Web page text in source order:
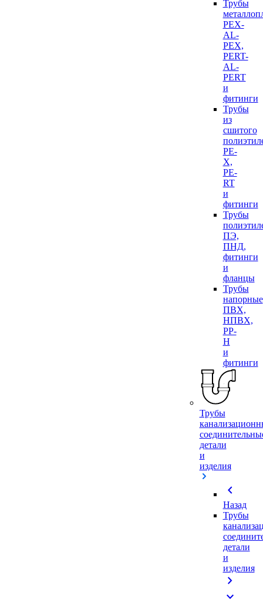
Трубы
PEX-
AL-
PEX,
PERT-
AL-
PERT
и
фитинги
Трубы
из
сшитого
PE-
X,
PE-
RT
и
фитинги
Трубы
ПЭ,
ПНД,
фитинги
и
фланцы
Трубы
напорные
ПВХ,
НПВХ,
PP-
H
и
фитинги
Трубы
детали
и
изделия
chevron_left
Назад
Трубы
детали
и
изделия
chevron_right
expand_more